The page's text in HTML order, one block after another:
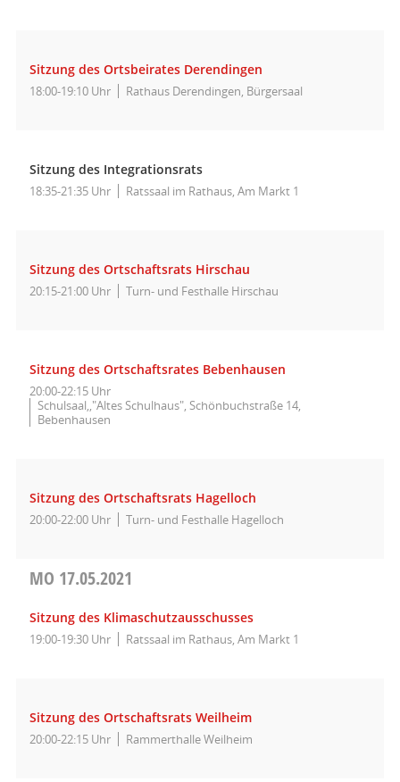
Sitzung des Ortsbeirates Derendingen
18:00-19:10 Uhr Rathaus Derendingen, Bürgersaal
Sitzung des Integrationsrats
18:35-21:35 Uhr Ratssaal im Rathaus, Am Markt 1
Sitzung des Ortschaftsrats Hirschau
20:15-21:00 Uhr Turn- und Festhalle Hirschau
Sitzung des Ortschaftsrates Bebenhausen
20:00-22:15 Uhr
Schulsaal,,"Altes Schulhaus", Schönbuchstraße 14,
Bebenhausen
Sitzung des Ortschaftsrats Hagelloch
20:00-22:00 Uhr Turn- und Festhalle Hagelloch
MO 17.05.2021
Sitzung des Klimaschutzausschusses
19:00-19:30 Uhr Ratssaal im Rathaus, Am Markt 1
Sitzung des Ortschaftsrats Weilheim
20:00-22:15 Uhr Rammerthalle Weilheim